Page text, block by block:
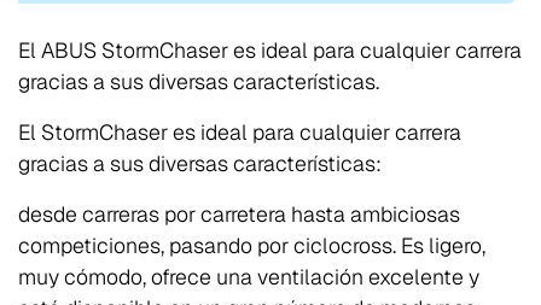
El ABUS StormChaser es ideal para cualquier carrera
gracias a sus diversas características.
El StormChaser es ideal para cualquier carrera
gracias a sus diversas características:
desde carreras por carretera hasta ambiciosas
competiciones, pasando por ciclocross. Es ligero,
muy cómodo, ofrece una ventilación excelente y